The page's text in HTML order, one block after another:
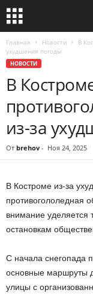
Главная Новости
В
ухудшения погоды
НОВОСТИ
В
из-за
От brehov - Ноя 24, 2025
В Костроме из-за
противогололедная
внимание
остановкам
С начала снегопада
основные маршруты
улицы с